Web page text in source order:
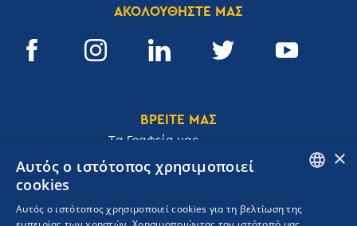
ΑΚΟΛΟΥΘΗΣΤΕ ΜΑΣ
ΒΡΕΙΤΕ ΜΑΣ
Tα Γραφεία μας
Ακαδημίας 32, 106 72, Αθήνα, Ελλάδα
×
Αυτός ο ιστότοπος χρησιμοποιεί
cookies
Αυτός ο ιστότοπος χρησιμοποιεί cookies για τη βελτίωση της